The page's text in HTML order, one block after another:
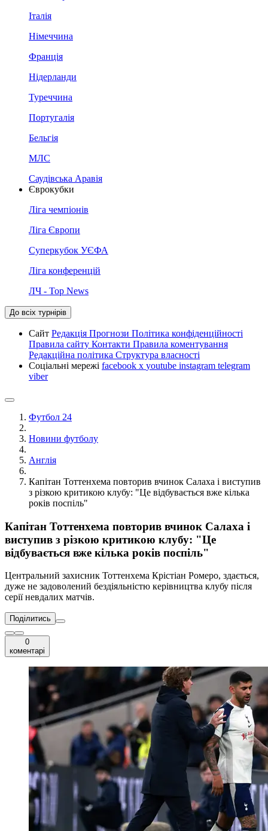
Італія
Німеччина
Франція
Нідерланди
Туреччина
Португалія
Бельгія
МЛС
Саудівська Аравія
Єврокубки
Ліга чемпіонів
Ліга Європи
Суперкубок УЄФА
Ліга конференцій
ЛЧ - Top News
До всіх турнірів
Сайт Редакція Прогнози Політика конфіденційності
Правила сайту Контакти Правила коментування
Редакційна політика Структура власності
Соціальні мережі facebook x youtube instagram telegram
viber
Футбол 24
Новини футболу
Англія
Капітан Тоттенхема повторив вчинок Салаха і виступив
з різкою критикою клубу: "Це відбувається вже кілька
років поспіль"
Капітан Тоттенхема повторив вчинок Салаха і
виступив з різкою критикою клубу: "Це
відбувається вже кілька років поспіль"
Центральний захисник Тоттенхема Крістіан Ромеро, здається,
дуже не задоволений бездіяльністю керівництва клубу після
серії невдалих матчів.
Поділитись
0
коментарі